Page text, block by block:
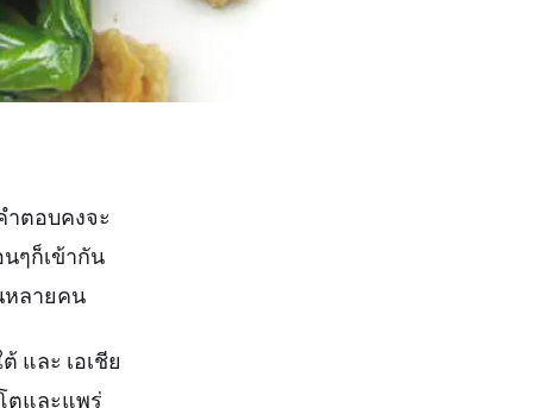
ำตอบคงจะ
ๆก็เข้ากัน
หลายคน
และ เอเชีย
ตและแพร่